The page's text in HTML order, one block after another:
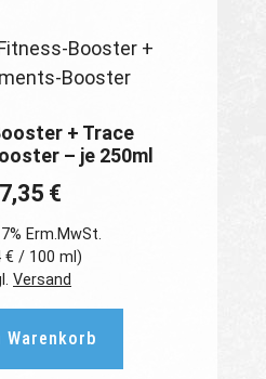
+ Trace
– je 250ml
€
Erm.MwSt.
€ / 100 ml)
Versand
Warenkorb